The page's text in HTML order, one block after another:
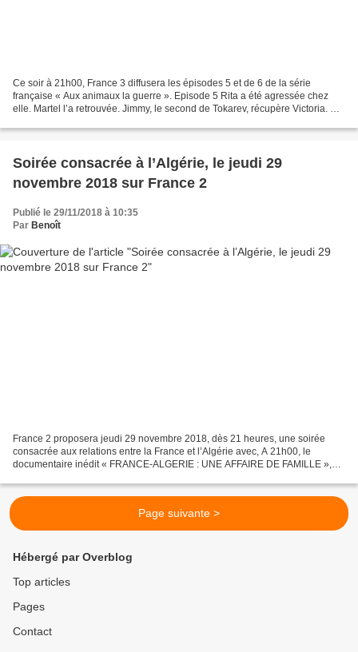
Ce soir à 21h00, France 3 diffusera les épisodes 5 et de 6 de la série
française « Aux animaux la guerre ». Episode 5 Rita a été agressée chez
elle. Martel l’a retrouvée. Jimmy, le second de Tokarev, récupère Victoria. À
Soirée consacrée à l’Algérie, le jeudi 29
novembre 2018 sur France 2
Publié le 29/11/2018 à 10:35
Par Benoît
France 2 proposera jeudi 29 novembre 2018, dès 21 heures, une soirée
consacrée aux relations entre la France et l’Algérie avec, A 21h00, le
documentaire inédit « FRANCE-ALGERIE : UNE AFFAIRE DE FAMILLE »,
Page suivante >
Hébergé par Overblog
Top articles
Pages
Contact